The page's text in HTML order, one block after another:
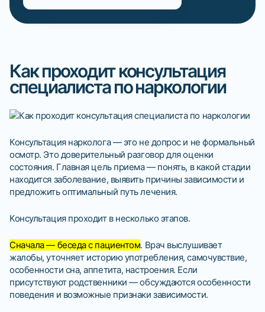
Как проходит консультация
специалиста по наркологии
Консультация нарколога — это не допрос и не формальный
осмотр. Это доверительный разговор для оценки
состояния. Главная цель приема — понять, в какой стадии
находится заболевание, выявить причины зависимости и
предложить оптимальный путь лечения.
Консультация проходит в несколько этапов.
Сначала — беседа с пациентом. Врач выслушивает
жалобы, уточняет историю употребления, самочувствие,
особенности сна, аппетита, настроения. Если
присутствуют родственники — обсуждаются особенности
поведения и возможные признаки зависимости.